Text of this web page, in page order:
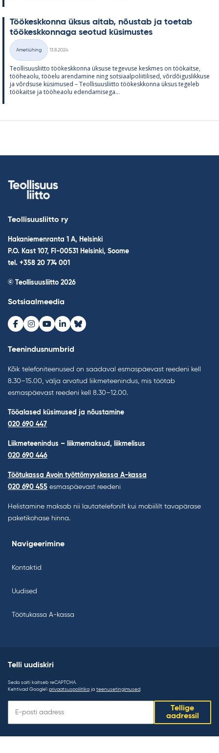
Töö­kesk­konna ük­sus ai­tab, nõus­tab ja toe­tab
töö­kesk­kon­naga seo­tud kü­si­mus­tes
Kategooriad
Ametiühing
13.8.2024
Teol­li­suus­liitto töö­kesk­konna ük­suse te­ge­vuse kesk­mes on töö­kaitse,
töö­heaolu, töö­elu aren­da­mine ning sot­si­aal­po­lii­ti­li­sed, võrdõi­gus­lik­kuse
ja võrd­suse kü­si­mused – Teol­li­suus­liitto töö­kesk­konna ük­sus te­ge­leb
töö­kaitse ja töö­heaolu eden­da­mi­sega...
Teollisuusliitto ry
Hakaniemenranta 1 A, Helsinki
P.O. Kast 107, FI-00531 Helsinki, Soome
tel. +358 20 774 001
© Teollisuusliitto 2026
Sotsiaalmeedia
Facebook
Instagram
Youtube
LinkedInBluesky
Teenindusnumbrid
Kõik telefoniteenused on saadaval esmaspäevast reedeni kell
8.30–15.00, välja arvatud liikmeteenindus, mis töötab
esmaspäevast reedeni kell 8.30–12.00.
Tööalased küsimused ja nõustamine
020 690 447
Liikmeteenindus – liikmemaksud, liikmelisus
020 690 446
Töötukassa Avoin työttömyyskassa A-kassa
020 690 455 esmaspäevast reedeni
Helistamine maksab nii lautatelefonilt kui mobiililt tavapärase
paketikohase hinna.
Navigeerimine
Kontaktid
Uudised
Töötukassa A-kassa
Telli uudiskiri
Seda saiti kaitseb reCAPTCHA.
Kehtivad Google’i privaatsuspoliitika ja teenusetingimused.
uudiskiri:
Tellige
aadressil